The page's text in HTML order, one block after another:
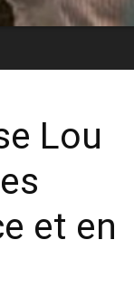
Lou
et en